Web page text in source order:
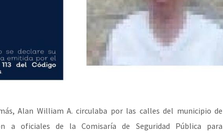
Alan William A. circulaba por las calles del municipio de
a oficiales de la Comisaría de Seguridad Pública para